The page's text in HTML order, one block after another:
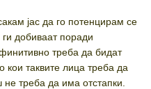
јас да го потенцирам се
добиваат поради
треба да бидат
кои таквите лица треба да
треба да има отстапки.